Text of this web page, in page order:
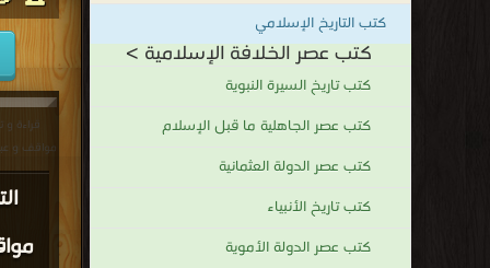
كتب التاريخ الإسلامي
كتب عصر الخلافة الإسلامية >
كتب تاريخ السيرة النبوية
كتب عصر الجاهلية ما قبل الإسلام
كتب عصر الدولة العثمانية
كتب تاريخ الأنبياء
كتب عصر الدولة الأموية
قراءة و
مواقف و عبر